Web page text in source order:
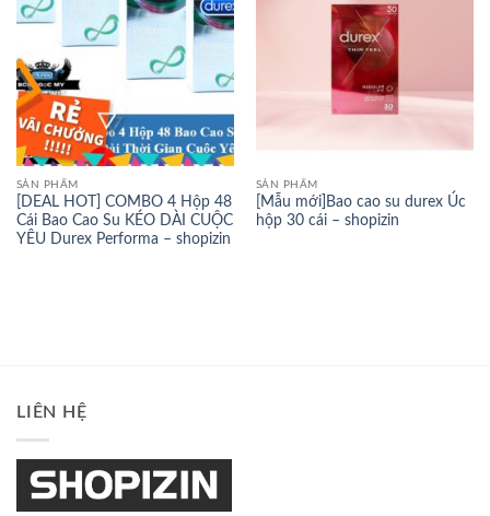
SẢN PHẨM
[DEAL HOT] COMBO 4 Hộp 48
Cái Bao Cao Su KÉO DÀI CUỘC
YÊU Durex Performa – shopizin
SẢN PHẨM
[Mẫu mới]Bao cao su durex Úc
hộp 30 cái – shopizin
LIÊN HỆ